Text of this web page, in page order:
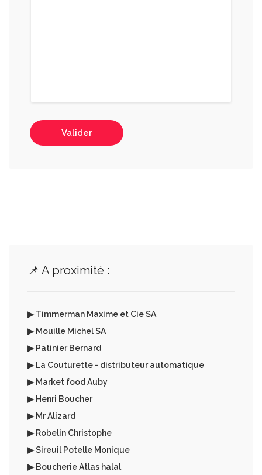
Valider
📌 A proximité :
▶ Timmerman Maxime et Cie SA
▶ Mouille Michel SA
▶ Patinier Bernard
▶ La Couturette - distributeur automatique
▶ Market food Auby
▶ Henri Boucher
▶ Mr Alizard
▶ Robelin Christophe
▶ Sireuil Potelle Monique
▶ Boucherie Atlas halal